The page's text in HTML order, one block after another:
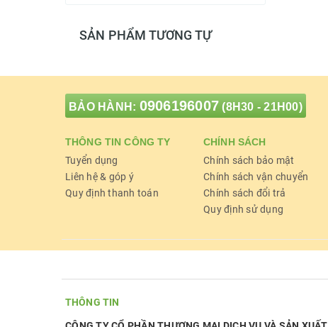
SẢN PHẨM TƯƠNG TỰ
BẢO HÀNH: 0906196007 (8H30 - 21H00)
THÔNG TIN CÔNG TY
Tuyển dụng
Liên hệ & góp ý
Quy định thanh toán
CHÍNH SÁCH
Chính sách bảo mật
Chính sách vận chuyển
Chính sách đổi trả
Quy định sử dụng
THÔNG TIN